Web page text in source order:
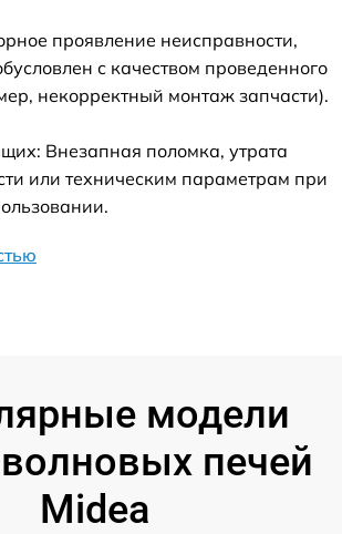
проявление неисправности,
с качеством проведенного
некорректный монтаж запчасти).
Внезапная поломка, утрата
или техническим параметрам при
модели
печей
Midea